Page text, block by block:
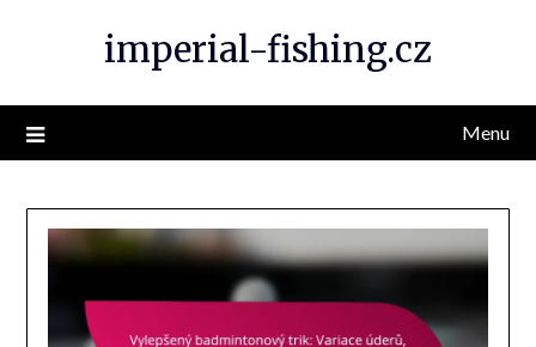
imperial-fishing.cz
Menu